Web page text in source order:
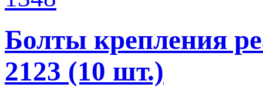
Болты крепления
2123 (10 шт.)